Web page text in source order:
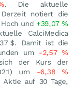
. Die aktuelle
notiert die
und +39,07%
CalciMedica
$. Damit ist die
um -2,57%
der Kurs der
um -6,38%
Aktie auf 30 Tage,